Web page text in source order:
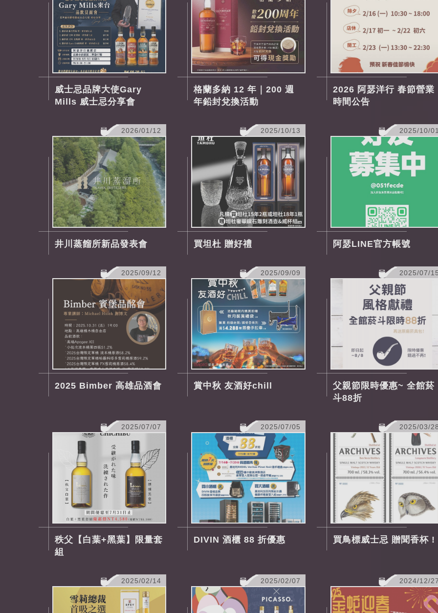
威士忌品牌大使Gary
Mills 威士忌分享會
格蘭多納 12 年｜200 週
年鉛封兌換活動
2026 阿瑟洋行 春節營業
時間公告
2026/01/12
井川蒸餾所新品發表會
2025/10/13
買坦杜 贈好禮
2025/10/
阿瑟LINE官方帳號
2025/09/12
2025 Bimber 高雄品酒會
2025/09/09
賞中秋 友酒好chill
2025/07/
父親節限時優惠~ 全館菸
斗88折
2025/07/07
秩父【白葉+黑葉】限量套
組
2025/07/05
DIVIN 酒櫃 88 折優惠
2025/03/
買鳥標威士忌 贈聞香杯 !
2025/02/14 2025/02/07 2024/12/